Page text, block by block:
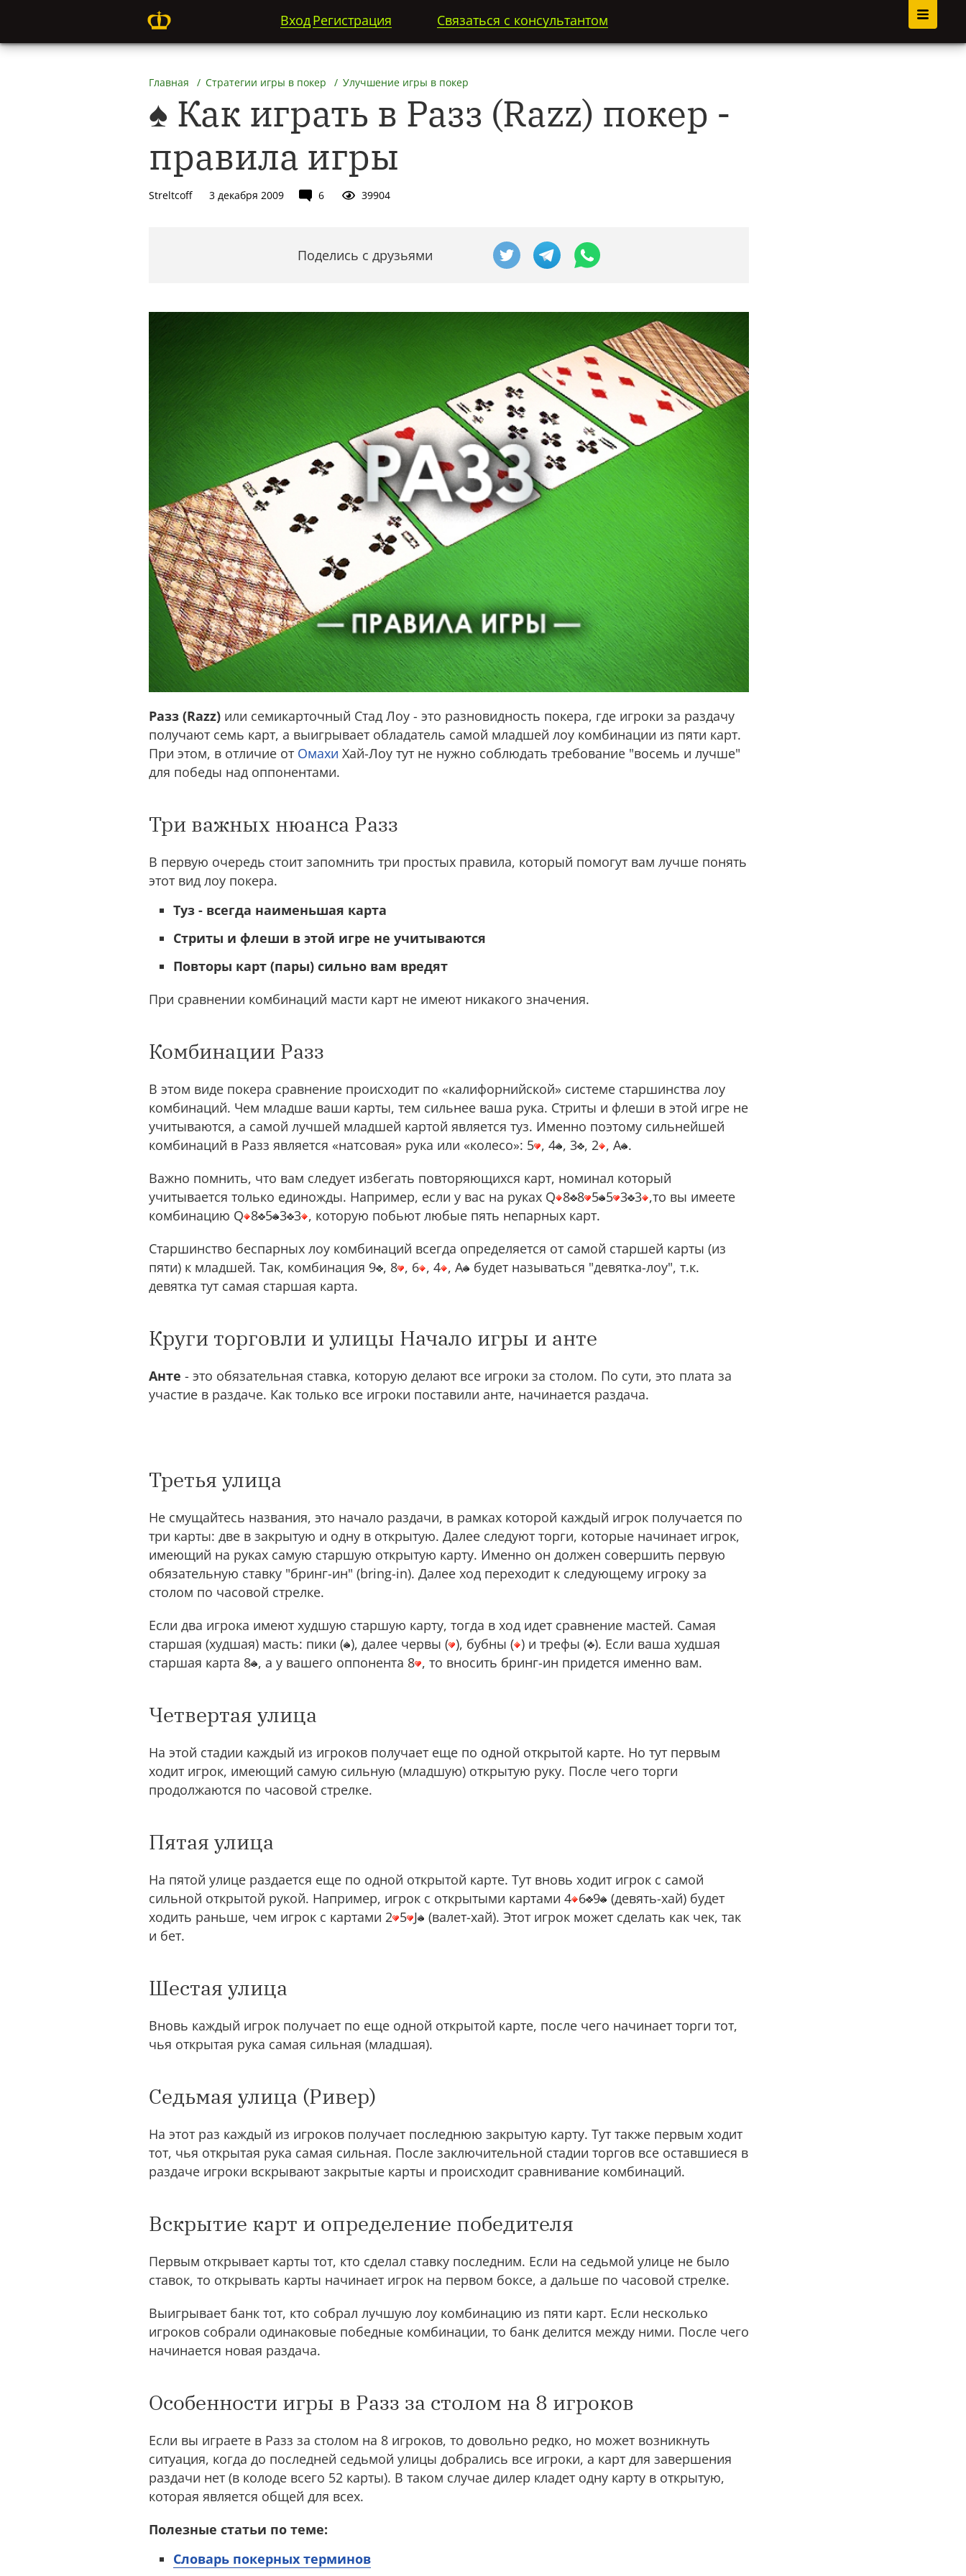
ВходРегистрация Связаться с консультантом
Главная Стратегии игры в покер Улучшение игры в покер
♠ Как играть в Разз (Razz) покер -
правила игры
Streltcoff 3 декабря 2009 6 39904
Поделись с друзьями
Разз (Razz) или семикарточный Стад Лоу - это разновидность покера, где игроки за раздачу
получают семь карт, а выигрывает обладатель самой младшей лоу комбинации из пяти карт.
При этом, в отличие от Омахи Хай-Лоу тут не нужно соблюдать требование "восемь и лучше"
для победы над оппонентами.
Три важных нюанса Разз
В первую очередь стоит запомнить три простых правила, который помогут вам лучше понять
этот вид лоу покера.
Туз - всегда наименьшая карта
Стриты и флеши в этой игре не учитываются
Повторы карт (пары) сильно вам вредят
При сравнении комбинаций масти карт не имеют никакого значения.
Комбинации Разз
В этом виде покера сравнение происходит по «калифорнийской» системе старшинства лоу
комбинаций. Чем младше ваши карты, тем сильнее ваша рука. Стриты и флеши в этой игре не
учитываются, а самой лучшей младшей картой является туз. Именно поэтому сильнейшей
комбинаций в Разз является «натсовая» рука или «колесо»: 5 , 4 , 3 , 2 , A .
Важно помнить, что вам следует избегать повторяющихся карт, номинал который
учитывается только единожды. Например, если у вас на руках Q 8 8 5 5 3 3 ,то вы имеете
комбинацию Q 8 5 3 3 , которую побьют любые пять непарных карт.
Старшинство беспарных лоу комбинаций всегда определяется от самой старшей карты (из
пяти) к младшей. Так, комбинация 9 , 8 , 6 , 4 , A
будет называться "девятка-лоу", т.к.
девятка тут самая старшая карта.
Круги торговли и улицы Начало игры и анте
Анте - это обязательная ставка, которую делают все игроки за столом. По сути, это плата за
участие в раздаче. Как только все игроки поставили анте, начинается раздача.
Третья улица
Не смущайтесь названия, это начало раздачи, в рамках которой каждый игрок получается по
три карты: две в закрытую и одну в открытую. Далее следуют торги, которые начинает игрок,
имеющий на руках самую старшую открытую карту. Именно он должен совершить первую
обязательную ставку "бринг-ин" (bring-in). Далее ход переходит к следующему игроку за
столом по часовой стрелке.
Если два игрока имеют худшую старшую карту, тогда в ход идет сравнение мастей. Самая
старшая (худшая) масть: пики ( ), далее червы ( ), бубны ( ) и трефы ( ). Если ваша худшая
старшая карта 8 , а у вашего оппонента 8 , то вносить бринг-ин придется именно вам.
Четвертая улица
На этой стадии каждый из игроков получает еще по одной открытой карте. Но тут первым
ходит игрок, имеющий самую сильную (младшую) открытую руку. После чего торги
продолжаются по часовой стрелке.
Пятая улица
На пятой улице раздается еще по одной открытой карте. Тут вновь ходит игрок с самой
сильной открытой рукой. Например, игрок с открытыми картами 4 6 9
(девять-хай) будет
ходить раньше, чем игрок с картами 2 5 J
(валет-хай). Этот игрок может сделать как чек, так
и бет.
Шестая улица
Вновь каждый игрок получает по еще одной открытой карте, после чего начинает торги тот,
чья открытая рука самая сильная (младшая).
Седьмая улица (Ривер)
На этот раз каждый из игроков получает последнюю закрытую карту. Тут также первым ходит
тот, чья открытая рука самая сильная. После заключительной стадии торгов все оставшиеся в
раздаче игроки вскрывают закрытые карты и происходит сравнивание комбинаций.
Вскрытие карт и определение победителя
Первым открывает карты тот, кто сделал ставку последним. Если на седьмой улице не было
ставок, то открывать карты начинает игрок на первом боксе, а дальше по часовой стрелке.
Выигрывает банк тот, кто собрал лучшую лоу комбинацию из пяти карт. Если несколько
игроков собрали одинаковые победные комбинации, то банк делится между ними. После чего
начинается новая раздача.
Особенности игры в Разз за столом на 8 игроков
Если вы играете в Разз за столом на 8 игроков, то довольно редко, но может возникнуть
ситуация, когда до последней седьмой улицы добрались все игроки, а карт для завершения
раздачи нет (в колоде всего 52 карты). В таком случае дилер кладет одну карту в открытую,
которая является общей для всех.
Полезные статьи по теме:
Словарь покерных терминов